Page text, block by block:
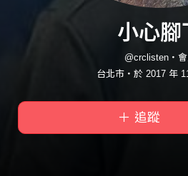
小心腳
@crclisten・
台北市・於 2017 年
＋ 追蹤